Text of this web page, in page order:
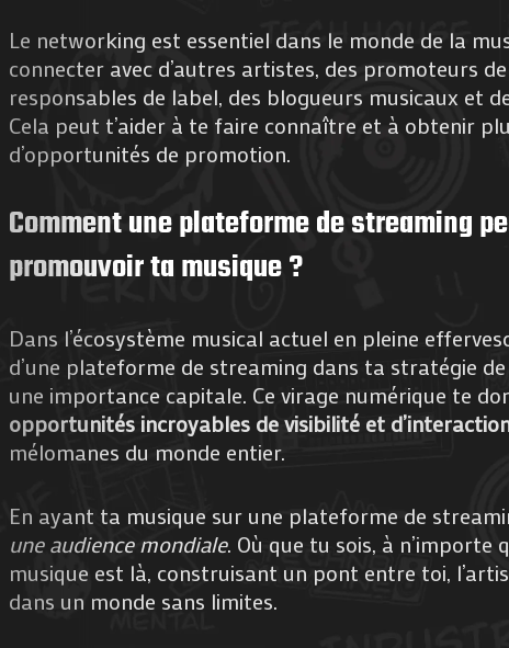
Photos
Magazine
À
Propos
de
Contactez-
nous
Search
Le networking est essentiel dans le monde de la
connecter avec d’autres artistes, des promoteurs
responsables de label, des blogueurs musicaux et
Cela peut t’aider à te faire connaître et à obtenir
d’opportunités de promotion.
Comment une plateforme de streaming
promouvoir ta musique ?
Dans l’écosystème musical actuel en pleine
d’une plateforme de streaming dans ta stratégie
une importance capitale. Ce virage numérique te
opportunités incroyables de visibilité et
mélomanes du monde entier.
En ayant ta musique sur une plateforme de
une audience mondiale. Où que tu sois, à n’importe
musique est là, construisant un pont entre toi,
dans un monde sans limites.